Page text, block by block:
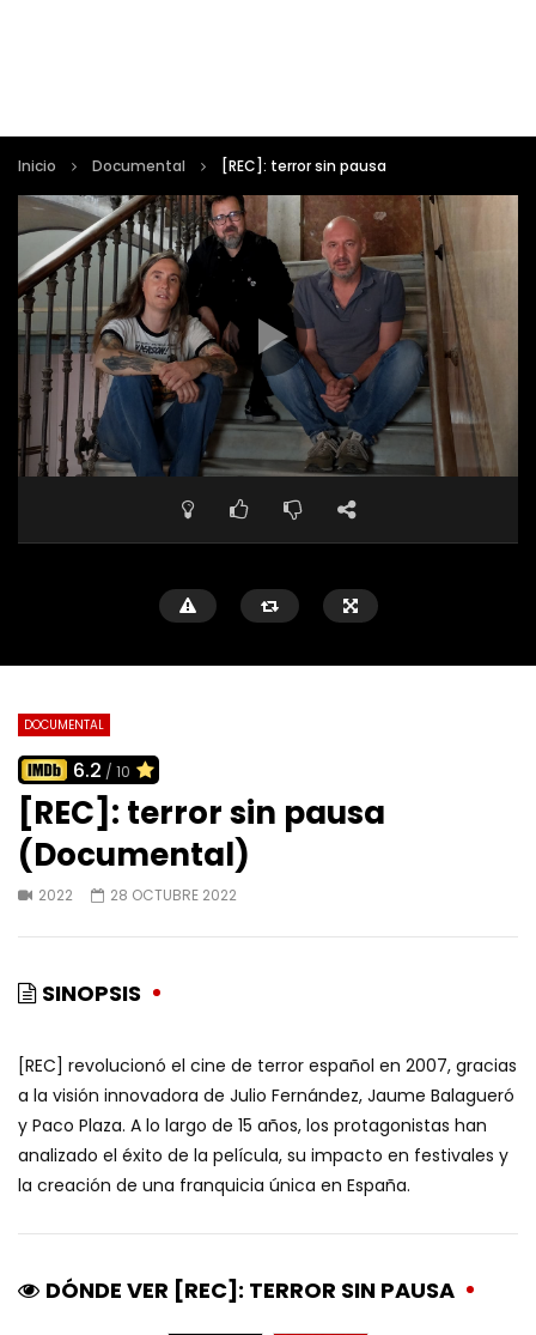
Inicio Documental [REC]: terror sin pausa
DOCUMENTAL
6.2 / 10
[REC]: terror sin pausa
(Documental)
2022 28 OCTUBRE 2022
SINOPSIS
[REC] revolucionó el cine de terror español en 2007, gracias
a la visión innovadora de Julio Fernández, Jaume Balagueró
y Paco Plaza. A lo largo de 15 años, los protagonistas han
analizado el éxito de la película, su impacto en festivales y
la creación de una franquicia única en España.
DÓNDE VER [REC]: TERROR SIN PAUSA